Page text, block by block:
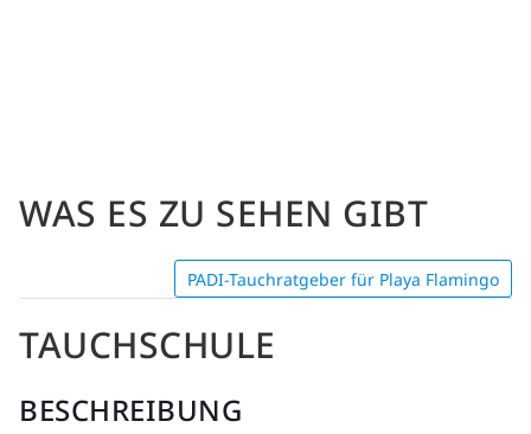
WAS ES ZU SEHEN GIBT
PADI-Tauchratgeber für Playa Flamingo
TAUCHSCHULE
BESCHREIBUNG